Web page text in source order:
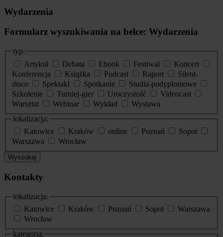
Wydarzenia
Formularz wyszukiwania na belce: Wydarzenia
typ:
Artykuł
Debata Ebook Festiwal
Koncert
Konferencja
Książka Podcast Raport
Silent-
disco
Spektakl Spotkanie
Studia-podyplomowe
Szkolenie
Turniej-gier Uroczystość
Videocast
Warsztat
Webinar Wykład
Wystawa
lokalizacja:
Katowice
Kraków online Poznań
Sopot
Warszawa
Wrocław
Wyszukaj
Kontakty
lokalizacja:
Katowice
Kraków Poznań Sopot
Warszawa
Wrocław
kategoria: